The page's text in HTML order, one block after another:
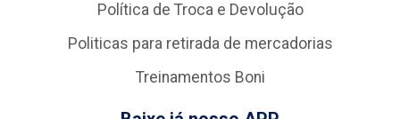
Política de Troca e Devolução
Politicas para retirada de mercadorias
Treinamentos Boni